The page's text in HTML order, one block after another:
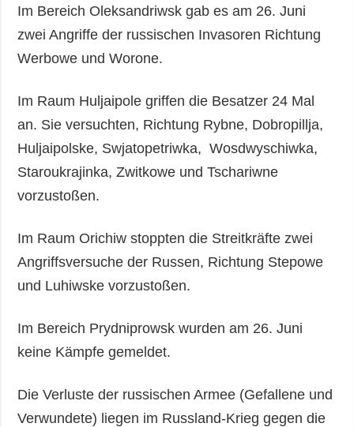
Im Bereich Oleksandriwsk gab es am 26. Juni
zwei Angriffe der russischen Invasoren Richtung
Werbowe und Worone.
Im Raum Huljaipole griffen die Besatzer 24 Mal
an. Sie versuchten, Richtung Rybne, Dobropillja,
Huljaipolske, Swjatopetriwka, Wosdwyschiwka,
Staroukrajinka, Zwitkowe und Tschariwne
vorzustoßen.
Im Raum Orichiw stoppten die Streitkräfte zwei
Angriffsversuche der Russen, Richtung Stepowe
und Luhiwske vorzustoßen.
Im Bereich Prydniprowsk wurden am 26. Juni
keine Kämpfe gemeldet.
Die Verluste der russischen Armee (Gefallene und
Verwundete) liegen im Russland-Krieg gegen die